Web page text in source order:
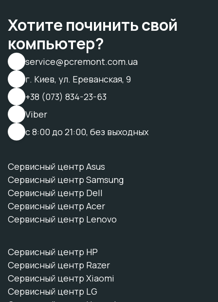
Хотите починить свой
компьютер?
service@pcremont.com.ua
г. Киев, ул. Ереванская, 9
+38 (073) 834-23-63
Viber
с 8:00 до 21:00, без выходных
Сервисный центр Asus
Сервисный центр Samsung
Сервисный центр Dell
Сервисный центр Acer
Сервисный центр Lenovo
Сервисный центр HP
Сервисный центр Razer
Сервисный центр Xiaomi
Сервисный центр LG